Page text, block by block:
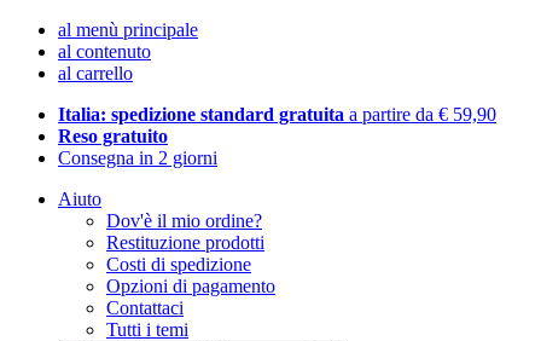
al menù principale
al contenuto
al carrello
Italia: spedizione standard gratuita a partire da € 59,90
Reso gratuito
Consegna in 2 giorni
Aiuto
Dov'è il mio ordine?
Restituzione prodotti
Costi di spedizione
Opzioni di pagamento
Contattaci
Tutti i temi